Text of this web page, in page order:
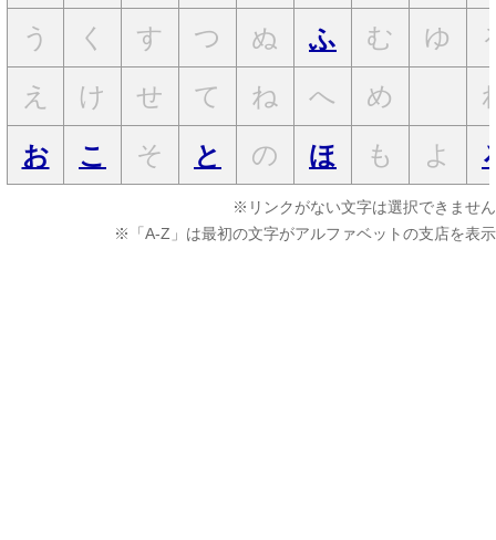
う
く す つ ぬ ふ む ゆ
え
け せ て ね へ め
お
こ そ と の ほ も よ
※リンクがない文字は選択できません
※「A-Z」は最初の文字がアルファベットの支店を表示